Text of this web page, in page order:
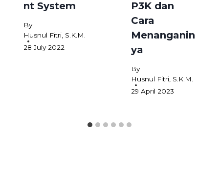
nt System
By
Husnul Fitri, S.K.M.
28 July 2022
P3K dan
Cara
Menanganin
ya
By
Husnul Fitri, S.K.M.
29 April 2023